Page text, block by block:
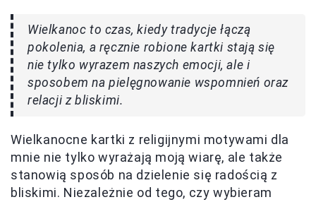
Wielkanoc to czas, kiedy tradycje łączą
pokolenia, a ręcznie robione kartki stają się
nie tylko wyrazem naszych emocji, ale i
sposobem na pielęgnowanie wspomnień oraz
relacji z bliskimi.
Wielkanocne kartki z religijnymi motywami dla
mnie nie tylko wyrażają moją wiarę, ale także
stanowią sposób na dzielenie się radością z
bliskimi. Niezależnie od tego, czy wybieram